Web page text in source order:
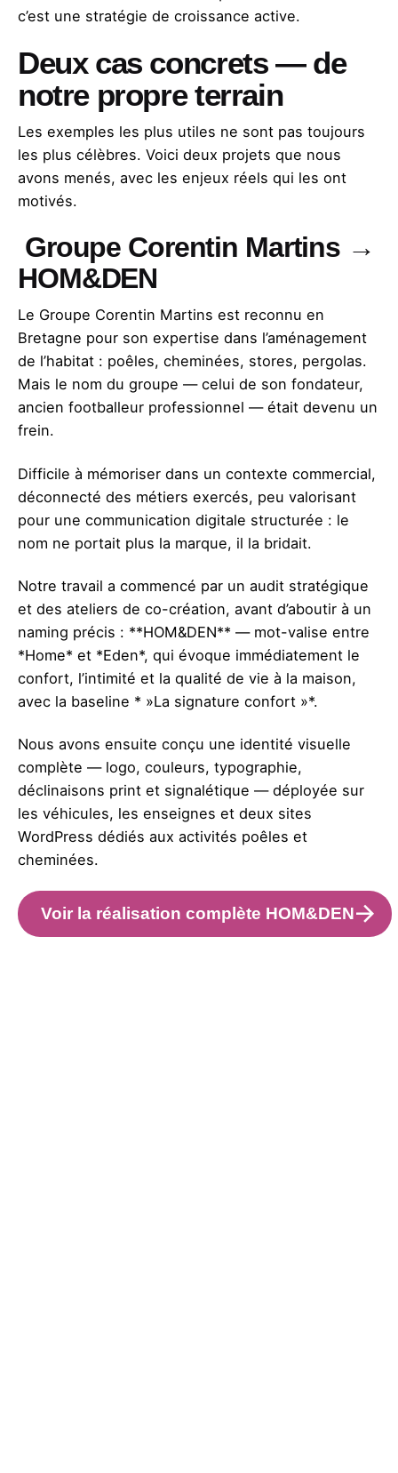
c’est une stratégie de croissance active.
Deux cas concrets — de
notre propre terrain
Les exemples les plus utiles ne sont pas toujours
les plus célèbres. Voici deux projets que nous
avons menés, avec les enjeux réels qui les ont
motivés.
Groupe Corentin Martins →
HOM&DEN
Le Groupe Corentin Martins est reconnu en
Bretagne pour son expertise dans l’aménagement
de l’habitat : poêles, cheminées, stores, pergolas.
Mais le nom du groupe — celui de son fondateur,
ancien footballeur professionnel — était devenu un
frein.
Difficile à mémoriser dans un contexte commercial,
déconnecté des métiers exercés, peu valorisant
pour une communication digitale structurée : le
nom ne portait plus la marque, il la bridait.
Notre travail a commencé par un audit stratégique
et des ateliers de co-création, avant d’aboutir à un
naming précis : **HOM&DEN** — mot-valise entre
*Home* et *Eden*, qui évoque immédiatement le
confort, l’intimité et la qualité de vie à la maison,
avec la baseline * »La signature confort »*.
Nous avons ensuite conçu une identité visuelle
complète — logo, couleurs, typographie,
déclinaisons print et signalétique — déployée sur
les véhicules, les enseignes et deux sites
WordPress dédiés aux activités poêles et
cheminées.
Voir la réalisation complète HOM&DEN